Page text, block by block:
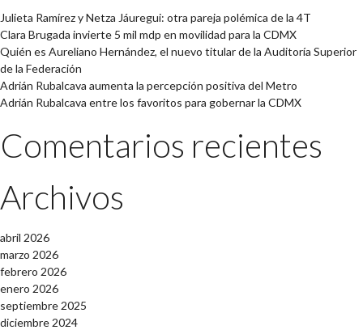
Julieta Ramírez y Netza Jáuregui: otra pareja polémica de la 4T
Clara Brugada invierte 5 mil mdp en movilidad para la CDMX
Quién es Aureliano Hernández, el nuevo titular de la Auditoría Superior
de la Federación
Adrián Rubalcava aumenta la percepción positiva del Metro
Adrián Rubalcava entre los favoritos para gobernar la CDMX
Comentarios recientes
Archivos
abril 2026
marzo 2026
febrero 2026
enero 2026
septiembre 2025
diciembre 2024